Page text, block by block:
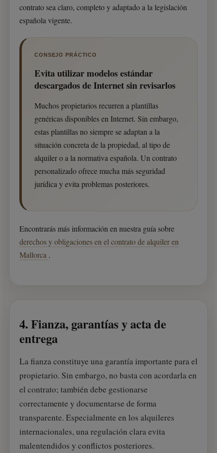
contrato sea claro, completo y adaptado a la legislación
española vigente.
CONSEJO PRÁCTICO
Evita utilizar modelos estándar
descargados de Internet sin revisarlos
Muchos propietarios recurren a plantillas
genéricas disponibles en Internet. Sin embargo,
estas plantillas no siempre se adaptan a la
situación concreta de la propiedad, al tipo de
alquiler o a la normativa española. Un contrato
personalizado ofrece mucha más seguridad
jurídica y evita problemas posteriores.
Encontrarás más información en nuestra guía sobre
derechos y obligaciones en el contrato de alquiler en
Mallorca .
4. Fianza, garantías y acta de
entrega
La fianza constituye una garantía importante para el
propietario. Sin embargo, no basta con acordarla en
el contrato; también debe gestionarse
correctamente y documentarse de forma
transparente. Especialmente en los alquileres
internacionales, una regulación clara evita
malentendidos y conflictos posteriores.